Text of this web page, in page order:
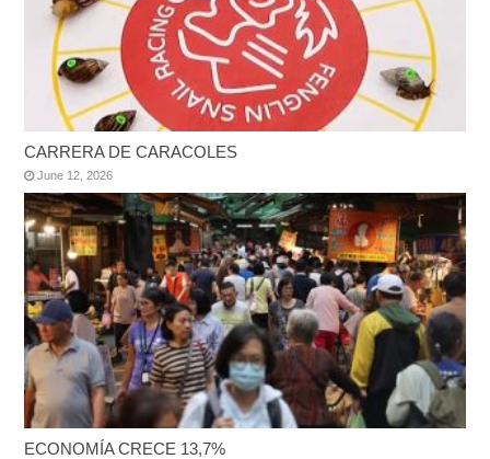
CARRERA DE CARACOLES
June 12, 2026
ECONOMÍA CRECE 13,7%